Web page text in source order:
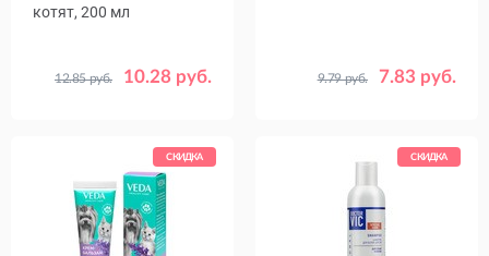
котят, 200 мл
10.28 руб.
12.85 руб. 7.83 руб.
9.79 руб.
СКИДКА СКИДКА